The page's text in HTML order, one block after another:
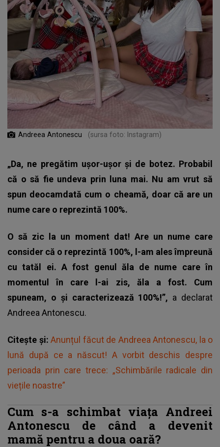
Andreea Antonescu (sursa foto: Instagram)
„Da, ne pregătim ușor-ușor și de botez. Probabil
că o să fie undeva prin luna mai. Nu am vrut să
spun deocamdată cum o cheamă, doar că are un
nume care o reprezintă 100%.
O să zic la un moment dat! Are un nume care
consider că o reprezintă 100%, l-am ales împreună
cu tatăl ei. A fost genul ăla de nume care în
momentul în care l-ai zis, ăla a fost. Cum
spuneam, o și caracterizează 100%!”, a declarat
Andreea Antonescu.
Citește și: Anunțul făcut de Andreea Antonescu, la o
lună după ce a născut! A vorbit deschis despre
perioada prin care trece: „Schimbările radicale din
viețile noastre”
Cum s-a schimbat viața Andreei
Antonescu de când a devenit
mamă pentru a doua oară?